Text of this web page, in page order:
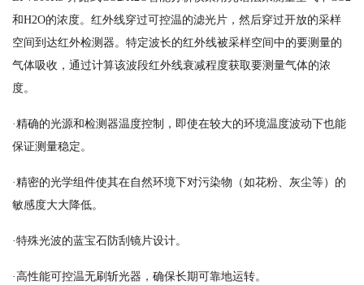
和H2O的浓度。红外线穿过可控温的滤光片，然后穿过开放的采样
空间到达红外检测器。特定波长的红外线被采样空间中的要测量的
气体吸收，通过计算该波段红外线衰减程度获取要测量气体的浓
度。
·精确的光源和检测器温度控制，即使在较大的环境温度波动下也能
保证测量稳定。
·精密的光学组件使其在自然环境下对污染物（如花粉、灰尘等）的
敏感度大大降低。
·特殊光波的蓝宝石防刮镜片设计。
·高性能可控温无刷斩光器，确保长期可靠地运转。